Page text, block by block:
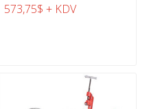
573,75$ + KDV